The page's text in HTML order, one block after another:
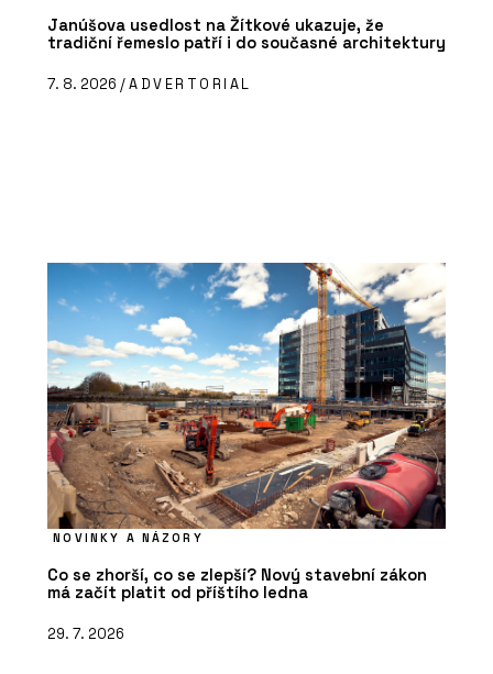
Janúšova usedlost na Žítkové ukazuje, že
tradiční řemeslo patří i do současné architektury
7. 8. 2026 /ADVERTORIAL
NOVINKY A NÁZORY
Co se zhorší, co se zlepší? Nový stavební zákon
má začít platit od příštího ledna
29. 7. 2026